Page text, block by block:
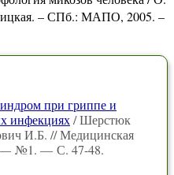
– СПб.: МАПО, 2005. –
при гриппе и
инфекциях/ Шерстюк
И.Б. // Медицинская
— №1. — С. 47-48.